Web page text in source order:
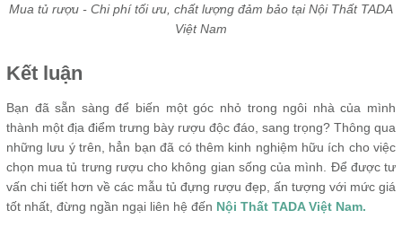
Mua tủ rượu - Chi phí tối ưu, chất lượng đảm bảo tại Nội Thất TADA
Việt Nam
Kết luận
Bạn đã sẵn sàng để biến một góc nhỏ trong ngôi nhà của mình
thành một địa điểm trưng bày rượu độc đáo, sang trọng? Thông qua
những lưu ý trên, hẳn bạn đã có thêm kinh nghiệm hữu ích cho việc
chọn mua tủ trưng rượu cho không gian sống của mình. Để được tư
vấn chi tiết hơn về các mẫu tủ đựng rượu đẹp, ấn tượng với mức giá
tốt nhất, đừng ngần ngại liên hệ đến Nội Thất TADA Việt Nam.